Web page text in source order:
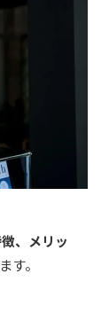
、メリッ
す。